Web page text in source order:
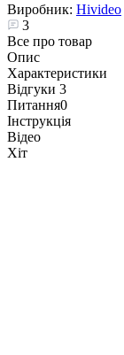
Виробник: Hivideo
3
Все про товар
Опис
Характеристики
Відгуки 3
Питання0
Інструкція
Відео
Хіт